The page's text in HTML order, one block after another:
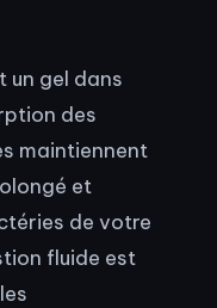
un gel dans
des
maintiennent
et
de votre
fluide est